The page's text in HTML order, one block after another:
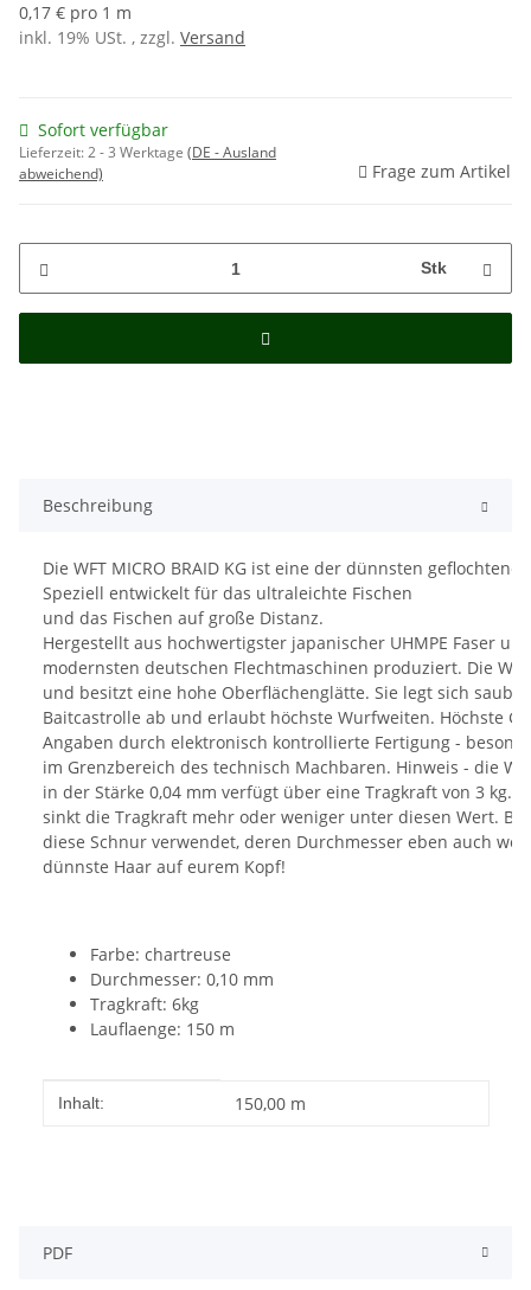
0,17 € pro 1 m
inkl. 19% USt. , zzgl. Versand
Sofort verfügbar
Lieferzeit:2 - 3 Werktage (DE - Ausland
abweichend)
Frage zum Artikel
Stk
Beschreibung
Die WFT MICRO BRAID KG ist eine der dünnsten
Speziell entwickelt für das ultraleichte Fischen
und das Fischen auf große Distanz.
Hergestellt aus hochwertigster japanischer UHMPE Faser
modernsten deutschen Flechtmaschinen produziert. Die
und besitzt eine hohe Oberflächenglätte. Sie legt sich
Baitcastrolle ab und erlaubt höchste Wurfweiten. Höchste
Angaben durch elektronisch kontrollierte Fertigung -
im Grenzbereich des technisch Machbaren. Hinweis - die
in der Stärke 0,04 mm verfügt über eine Tragkraft von 3 kg.
sinkt die Tragkraft mehr oder weniger unter diesen Wert.
diese Schnur verwendet, deren Durchmesser eben auch
dünnste Haar auf eurem Kopf!
Farbe: chartreuse
Durchmesser: 0,10 mm
Tragkraft: 6kg
Lauflaenge: 150 m
Produkteigenschaft
Wert
Inhalt: 150,00 m
PDF